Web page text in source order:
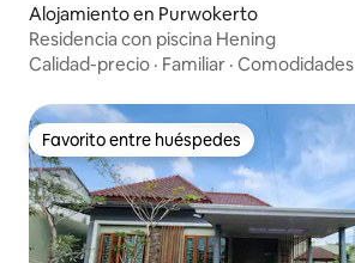
Alojamiento en Purwokerto
Residencia con piscina Hening
Calidad-precio · Familiar · Comodidades
Favorito entre huéspedes
Favorito entre huéspedes